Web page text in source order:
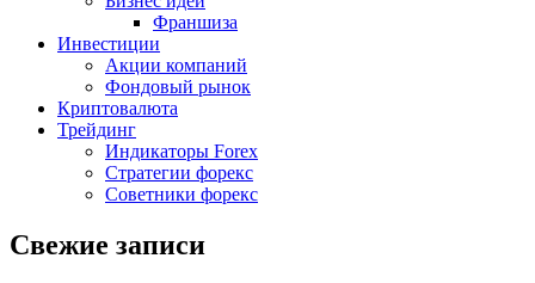
Франшиза
Инвестиции
Акции компаний
Фондовый рынок
Криптовалюта
Трейдинг
Индикаторы Forex
Стратегии форекс
Советники форекс
Свежие записи